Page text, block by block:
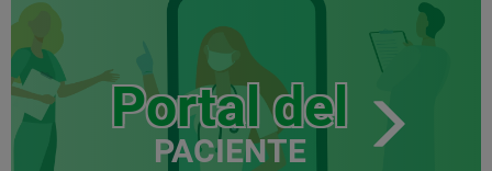
Portal del
PACIENTE